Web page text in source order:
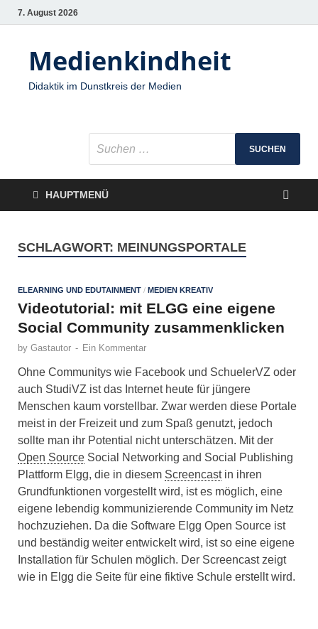
7. August 2026
Medienkindheit
Didaktik im Dunstkreis der Medien
HAUPTMENÜ
SCHLAGWORT: MEINUNGSPORTALE
ELEARNING UND EDUTAINMENT / MEDIEN KREATIV
Videotutorial: mit ELGG eine eigene
Social Community zusammenklicken
by Gastautor - Ein Kommentar
Ohne Communitys wie Facebook und SchuelerVZ oder
auch StudiVZ ist das Internet heute für jüngere
Menschen kaum vorstellbar. Zwar werden diese Portale
meist in der Freizeit und zum Spaß genutzt, jedoch
sollte man ihr Potential nicht unterschätzen. Mit der
Open Source Social Networking and Social Publishing
Plattform Elgg, die in diesem Screencastin ihren
Grundfunktionen vorgestellt wird, ist es möglich, eine
eigene lebendig kommunizierende Community im Netz
hochzuziehen. Da die Software Elgg Open Source ist
und beständig weiter entwickelt wird, ist so eine eigene
Installation für Schulen möglich. Der Screencast zeigt
wie in Elgg die Seite für eine fiktive Schule erstellt wird.